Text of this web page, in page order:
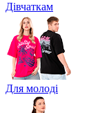
Дівчаткам
Для молоді